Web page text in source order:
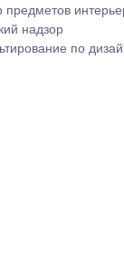
надзор
по